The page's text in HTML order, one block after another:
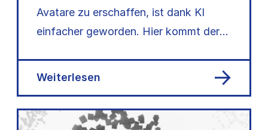
Avatare zu erschaffen, ist dank KI
einfacher geworden. Hier kommt der
Weiterlesen